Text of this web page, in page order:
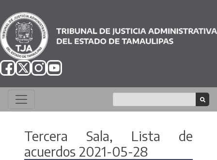
Tercera Sala, Lista de
acuerdos 2021-05-28